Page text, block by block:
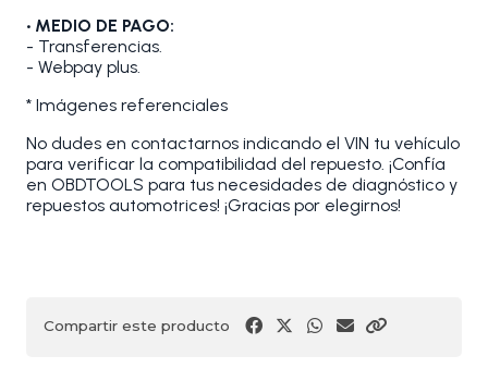
• MEDIO DE PAGO:
- Transferencias.
- Webpay plus.
* Imágenes referenciales
No dudes en contactarnos indicando el VIN tu vehículo
para verificar la compatibilidad del repuesto. ¡Confía
en OBDTOOLS para tus necesidades de diagnóstico y
repuestos automotrices! ¡Gracias por elegirnos!
Compartir este producto